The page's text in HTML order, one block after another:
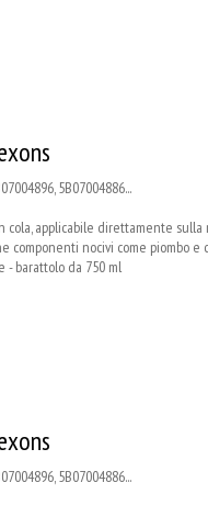
5B07004886...
cola, applicabile direttamente
nocivi come piombo e
barattolo da 750 ml
5B07004886...